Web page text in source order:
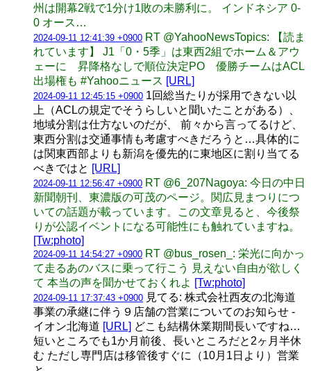
州は開幕2戦で1分け1敗の未勝利に。 インドネシア 0-
0 オース…
2024-09-11 12:41:39 +0900 RT @YahooNewsTopics: 【読ま
れています】 J1「0・5季」は東西2組でホーム＆アウ
ェーに 昇降格なしで順位決定PO 優勝チームはACL
出場権も #Yahooニュース [URL]
2024-09-11 12:45:15 +0900 1回総当たりが採用できない以
上（ACLの規定でそうらしいと聞いたことがある）、
地域分割は仕方ないのだが、 前々から言ってるけど、
東西分割は交通事情も考慮すべきだろうと…具体的に
は関東西部よりも新潟を優先的に東地区に割り当てる
べきではと [URL]
2024-09-11 12:56:47 +0900 RT @6_207Nagoya: 今日の中日
新聞朝刊、東濃版の可茂のページ。関広見まつりにつ
いての話題が載っています。この文章見ると、今後祭
りが公認イベントになる可能性にも触れていますね。
[Tw:photo]
2024-09-11 14:54:27 +0900 RT @bus_rosen_: 栄光に向かっ
て走るあのバスに乗って行こう 見えない自由が欲しく
て 本当の声を聞かせておくれよ [Tw:photo]
2024-09-11 17:37:43 +0900 見てる: 株式会社西友の北海道
事業の承継に伴う９店舗の営業についてのお知らせ -
イオン北海道 [URL] どこも結構休業期間長いですね…
短いところでも1か月前後、長いところだと2ヶ月半休
む ただし専門店は移管後すぐに（10月1日より）営業